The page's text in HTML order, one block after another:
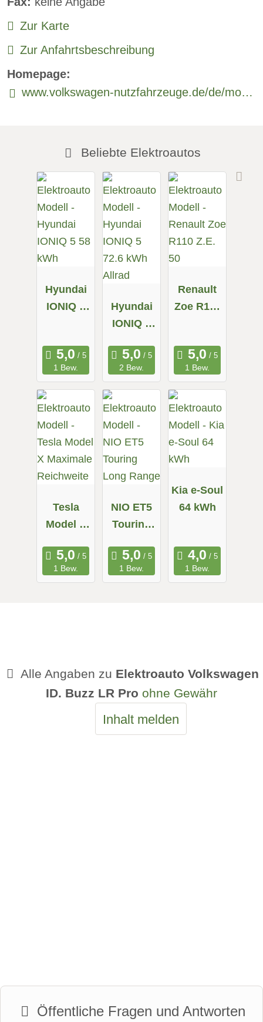
Zur Karte
Zur Anfahrtsbeschreibung
Homepage:
www.volkswagen-nutzfahrzeuge.de/de/modelle/id-buzz.html
Beliebte Elektroautos
Hyundai
IONIQ 5
1 Bew.
Hyundai
IONIQ 5
Allrad
2 Bew.
Renault
Zoe R110
1 Bew.
Tesla
Model X
Reichweit
e
1 Bew.
NIO ET5
Touring
Range
1 Bew.
Kia e-Soul
64 kWh
1 Bew.
Alle Angaben zu Elektroauto Volkswagen
ID. Buzz LR Pro ohne Gewähr
Inhalt melden
Öffentliche Fragen und Antworten